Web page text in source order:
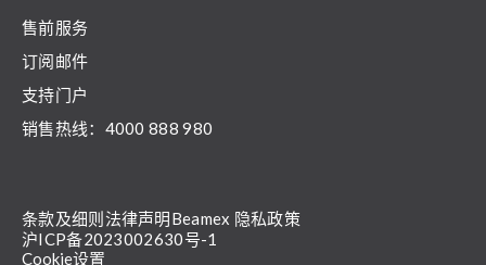
售前服务
订阅邮件
支持门户
销售热线：4000 888 980
条款及细则法律声明Beamex 隐私政策
沪ICP备2023002630号-1
Cookie设置